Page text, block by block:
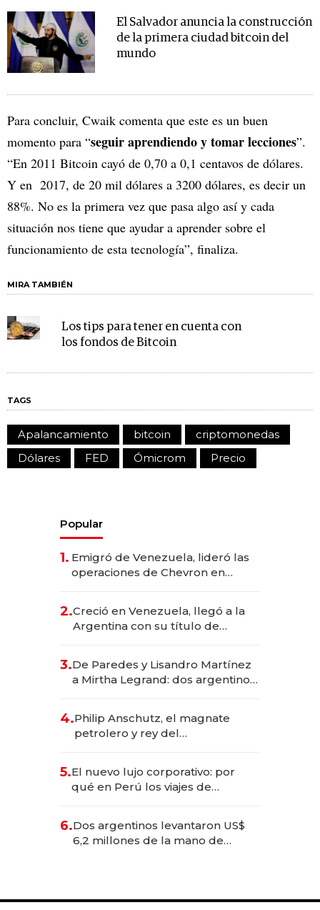
El Salvador anuncia la construcción
de la primera ciudad bitcoin del
mundo
Para concluir, Cwaik comenta que este es un buen
momento para “seguir aprendiendo y tomar lecciones”.
“En 2011 Bitcoin cayó de 0,70 a 0,1 centavos de dólares.
Y en 2017, de 20 mil dólares a 3200 dólares, es decir un
88%. No es la primera vez que pasa algo así y cada
situación nos tiene que ayudar a aprender sobre el
funcionamiento de esta tecnología”, finaliza.
MIRA TAMBIÉN
Los tips para tener en cuenta con
los fondos de Bitcoin
TAGS
Apalancamiento bitcoin
criptomonedas
Dólares
FED Ómicrom Precio
Popular
1. Emigró de Venezuela, lideró las
operaciones de Chevron en
2.Creció en Venezuela, llegó a la
Argentina con su título de
las marcas "fast premium"
3.De Paredes y Lisandro Martínez
a Mirtha Legrand: dos argentinos
4.Philip Anschutz, el magnate
petrolero y rey del
Fénix
5.El nuevo lujo corporativo: por
qué en Perú los viajes de
para convertirse en experiencias
transformadoras
6.Dos argentinos levantaron US$
6,2 millones de la mano de